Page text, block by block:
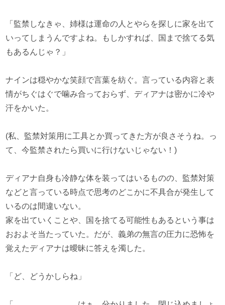
「監禁しなきゃ、姉様は運命の人とやらを探しに家を出て
いってしまうんですよね。もしかすれば、国まで捨てる気
もあるんじゃ？」
ナインは穏やかな笑顔で言葉を紡ぐ。言っている内容と表
情がちぐはぐで噛み合っておらず、ディアナは密かに冷や
汗をかいた。
(私、監禁対策用に工具とか買ってきた方が良さそうね。っ
て、今監禁されたら買いに行けないじゃない！)
ディアナ自身も冷静な体を装ってはいるものの、監禁対策
などと言っている時点で思考のどこかに不具合が発生して
いるのは間違いない。
家を出ていくことや、国を捨てる可能性もあるという事は
おおよそ当たっていた。だが、義弟の無言の圧力に恐怖を
覚えたディアナは曖昧に答えを濁した。
「ど、どうかしらね」